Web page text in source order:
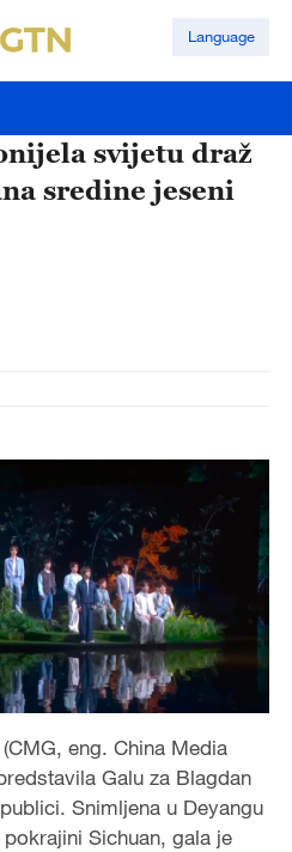
Language
svijetu draž
sredine jeseni
eng. China Media
Galu za Blagdan
Snimljena u Deyangu
Sichuan, gala je